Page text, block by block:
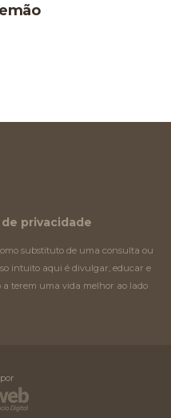
privacidade
substituto de uma consulta ou
intuito aqui é divulgar, educar e
terem uma vida melhor ao lado